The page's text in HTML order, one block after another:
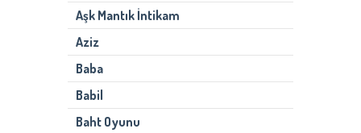
Aşk Mantık İntikam
Aziz
Baba
Babil
Baht Oyunu